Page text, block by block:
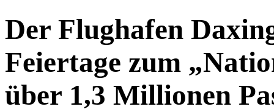
Der Flughafen
Feiertage zum
über 1,3 Millionen